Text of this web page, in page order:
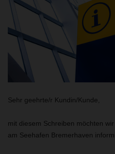
Sehr geehrte/r Kundin/Kunde,
mit diesem Schreiben möchten
am Seehafen Bremerhaven